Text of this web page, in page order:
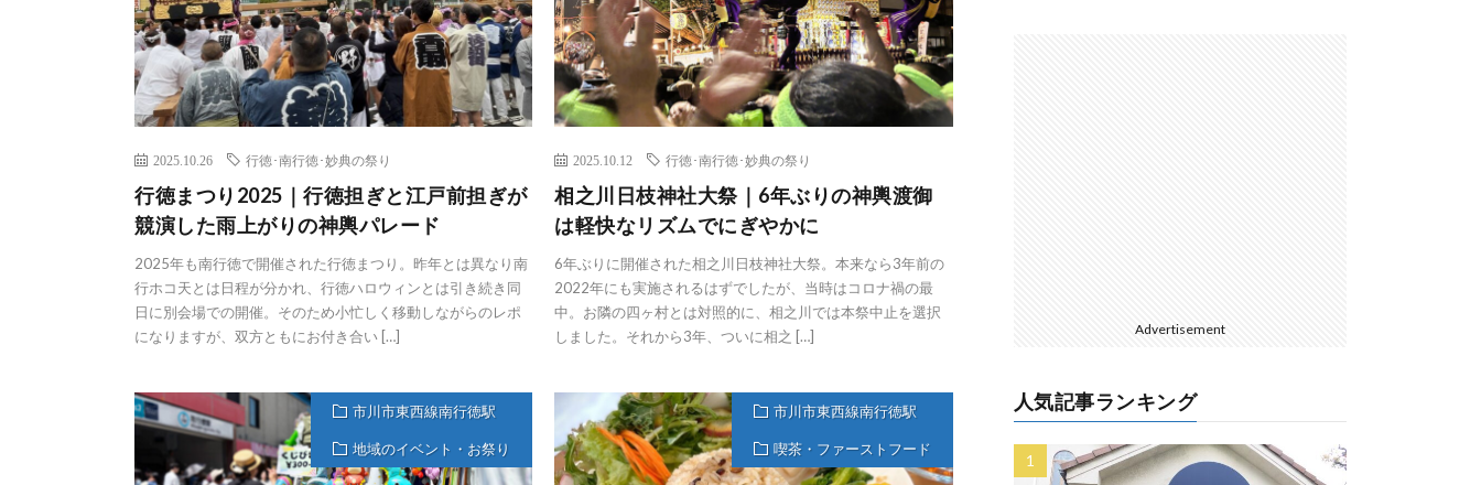
2025.10.26 行徳･南行徳･妙典の祭り
行徳まつり2025｜行徳担ぎと江戸前担ぎが
競演した雨上がりの神輿パレード
2025年も南行徳で開催された行徳まつり。昨年とは異なり南
行ホコ天とは日程が分かれ、行徳ハロウィンとは引き続き同
日に別会場での開催。そのため小忙しく移動しながらのレポ
になりますが、双方ともにお付き合い […]
2025.10.12 行徳･南行徳･妙典の祭り
相之川日枝神社大祭｜6年ぶりの神輿渡御
は軽快なリズムでにぎやかに
6年ぶりに開催された相之川日枝神社大祭。本来なら3年前の
2022年にも実施されるはずでしたが、当時はコロナ禍の最
中。お隣の四ヶ村とは対照的に、相之川では本祭中止を選択
しました。それから3年、ついに相之 […]
市川市東西線南行徳駅
地域のイベント・お祭り
市川市東西線南行徳駅
喫茶・ファーストフード
Advertisement
人気記事ランキング